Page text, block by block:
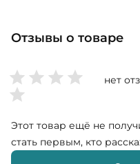
Отзывы о товаре
нет
Этот товар ещё не
стать первым, кто